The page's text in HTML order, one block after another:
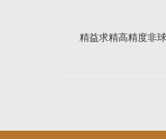
精益求精高精度非